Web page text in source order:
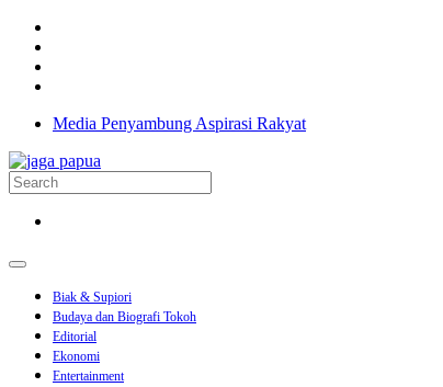
Media Penyambung Aspirasi Rakyat
Biak & Supiori
Budaya dan Biografi Tokoh
Editorial
Ekonomi
Entertainment